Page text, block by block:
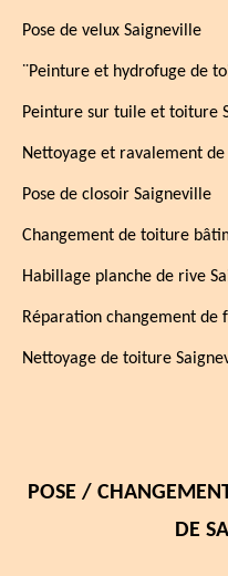
Pose de velux Saigneville
¨Peinture et hydrofuge de
Peinture sur tuile et toiture
Nettoyage et ravalement
Pose de closoir Saigneville
Changement de toiture
Habillage planche de rive
Réparation changement de
Nettoyage de toiture
POSE /
DE